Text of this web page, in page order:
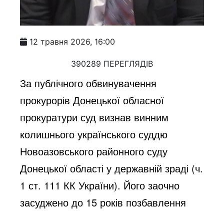
12 травня 2026, 16:00
390289 ПЕРЕГЛЯДІВ
За публічного обвинувачення
прокурорів Донецької обласної
прокуратури суд визнав винним
колишнього українського суддю
Новоазовського районного суду
Донецької області у державній зраді (ч.
1 ст. 111 КК України). Його заочно
засуджено до 15 років позбавлення